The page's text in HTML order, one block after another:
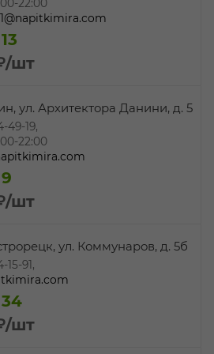
22:00
/шт
ул. Архитектора Данини, д. 5
49-19,
22:00
/шт
ул. Коммунаров, д. 5б
91,
/шт